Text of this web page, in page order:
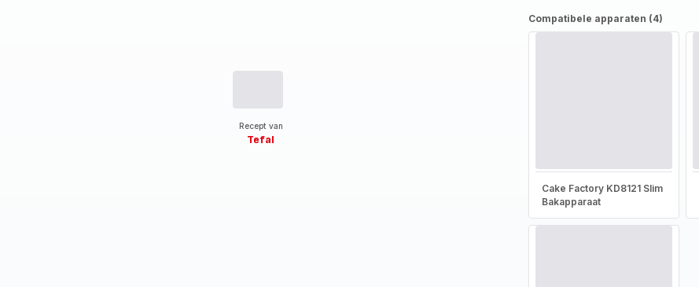
Recept van
Tefal
Compatibele apparaten (4)
Cake Factory KD8121 Slim
Bakapparaat